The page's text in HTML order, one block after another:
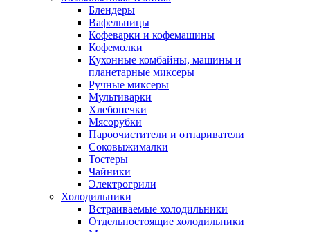
Блендеры
Вафельницы
Кофеварки и кофемашины
Кофемолки
Кухонные комбайны, машины и
планетарные миксеры
Ручные миксеры
Мультиварки
Хлебопечки
Мясорубки
Пароочистители и отпариватели
Соковыжималки
Тостеры
Чайники
Электрогрили
Холодильники
Встраиваемые холодильники
Отдельностоящие холодильники